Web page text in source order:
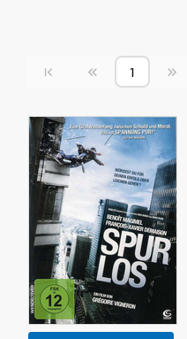
Vorherige Seite